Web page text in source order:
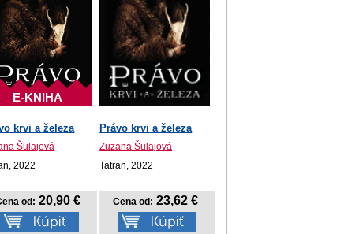
E-KNIHA
krvi a železa
Šulajová
2022
od: 20,90 €
Právo krvi a železa
Zuzana Šulajová
Tatran, 2022
Cena od: 23,62 €